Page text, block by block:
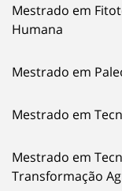
Mestrado em
Humana
Mestrado em
Mestrado em
Mestrado em
Transformação